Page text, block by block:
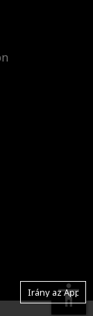
Irány az App
accessibility
Nagy kurzor